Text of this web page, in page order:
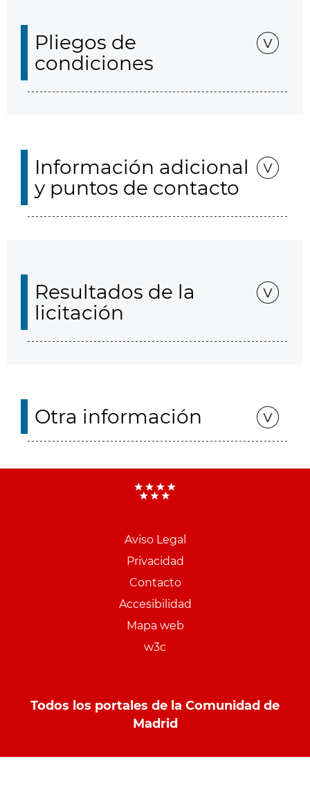
Pliegos de
condiciones
Información adicional
y puntos de contacto
Resultados de la
licitación
Otra información
Aviso Legal
Privacidad
Contacto
Accesibilidad
Mapa web
w3c
Todos los portales de la Comunidad de
Madrid